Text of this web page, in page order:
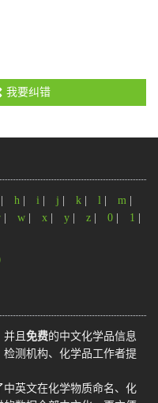
我要纠错
h i j k l m
w x y z 0 1
且 免费的中文化学品信息
测机构、化学品工作者提
英文在化学物质命名、化